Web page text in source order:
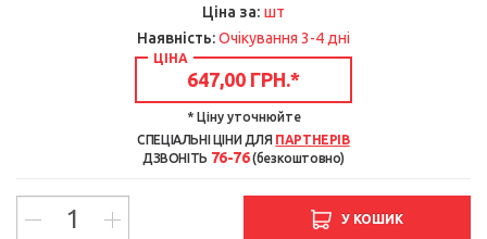
Ціна за: шт
Наявність:Очікування 3-4 дні
ЦІНА
647,00 ГРН.*
* Ціну уточнюйте
СПЕЦІАЛЬНІ ЦІНИ ДЛЯ ПАРТНЕРІВ
ДЗВОНІТЬ 76-76(безкоштовно)
У КОШИК